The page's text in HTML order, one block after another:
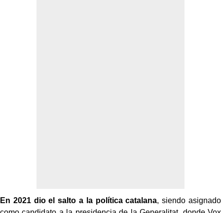
En 2021 dio el salto a la política catalana, siendo asignado